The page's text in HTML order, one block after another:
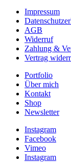
Impressum
AGB
Widerruf
Zahlung &
Vertrag
Portfolio
Über mich
Kontakt
Shop
Newsletter
Instagram
Facebook
Vimeo
Instagram